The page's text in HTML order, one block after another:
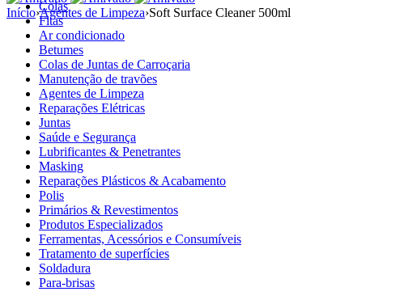
Colas
Fitas
Ar condicionado
Betumes
Colas de Juntas de Carroçaria
Manutenção de travões
Agentes de Limpeza
Reparações Elétricas
Juntas
Saúde e Segurança
Lubrificantes & Penetrantes
Masking
Reparações Plásticos & Acabamento
Polis
Primários & Revestimentos
Produtos Especializados
Ferramentas, Acessórios e Consumíveis
Tratamento de superfícies
Soldadura
Para-brisas
Início›Agentes de Limpeza›Soft Surface Cleaner 500ml